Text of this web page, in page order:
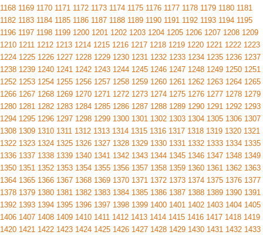
1168 1169 1170 1171 1172 1173 1174 1175 1176 1177 1178 1179 1180 1181
1182 1183 1184 1185 1186 1187 1188 1189 1190 1191 1192 1193 1194 1195
1196 1197 1198 1199 1200 1201 1202 1203 1204 1205 1206 1207 1208 1209
1210 1211 1212 1213 1214 1215 1216 1217 1218 1219 1220 1221 1222 1223
1224 1225 1226 1227 1228 1229 1230 1231 1232 1233 1234 1235 1236 1237
1238 1239 1240 1241 1242 1243 1244 1245 1246 1247 1248 1249 1250 1251
1252 1253 1254 1255 1256 1257 1258 1259 1260 1261 1262 1263 1264 1265
1266 1267 1268 1269 1270 1271 1272 1273 1274 1275 1276 1277 1278 1279
1280 1281 1282 1283 1284 1285 1286 1287 1288 1289 1290 1291 1292 1293
1294 1295 1296 1297 1298 1299 1300 1301 1302 1303 1304 1305 1306 1307
1308 1309 1310 1311 1312 1313 1314 1315 1316 1317 1318 1319 1320 1321
1322 1323 1324 1325 1326 1327 1328 1329 1330 1331 1332 1333 1334 1335
1336 1337 1338 1339 1340 1341 1342 1343 1344 1345 1346 1347 1348 1349
1350 1351 1352 1353 1354 1355 1356 1357 1358 1359 1360 1361 1362 1363
1364 1365 1366 1367 1368 1369 1370 1371 1372 1373 1374 1375 1376 1377
1378 1379 1380 1381 1382 1383 1384 1385 1386 1387 1388 1389 1390 1391
1392 1393 1394 1395 1396 1397 1398 1399 1400 1401 1402 1403 1404 1405
1406 1407 1408 1409 1410 1411 1412 1413 1414 1415 1416 1417 1418 1419
1420 1421 1422 1423 1424 1425 1426 1427 1428 1429 1430 1431 1432 1433